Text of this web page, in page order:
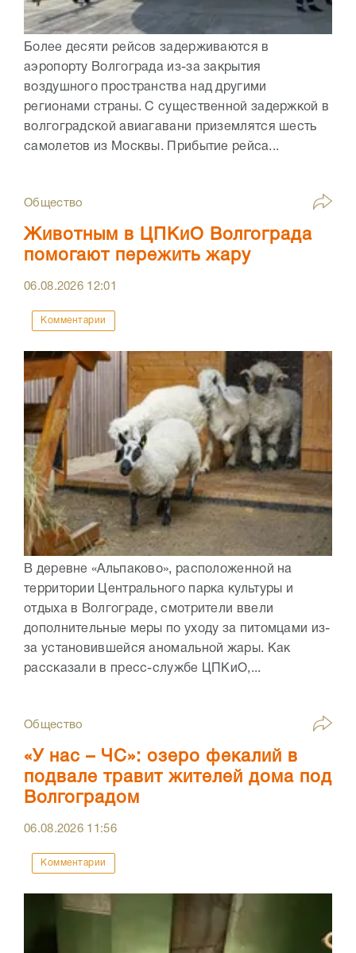
Более десяти рейсов задерживаются в
аэропорту Волгограда из-за закрытия
воздушного пространства над другими
регионами страны. С существенной задержкой в
волгоградской авиагавани приземлятся шесть
самолетов из Москвы. Прибытие рейса...
Общество
Животным в ЦПКиО Волгограда
помогают пережить жару
06.08.2026 12:01
Комментарии
В деревне «Альпаково», расположенной на
территории Центрального парка культуры и
отдыха в Волгограде, смотрители ввели
дополнительные меры по уходу за питомцами из-
за установившейся аномальной жары. Как
рассказали в пресс-службе ЦПКиО,...
Общество
«У нас – ЧС»: озеро фекалий в
подвале травит жителей дома под
Волгоградом
06.08.2026 11:56
Комментарии